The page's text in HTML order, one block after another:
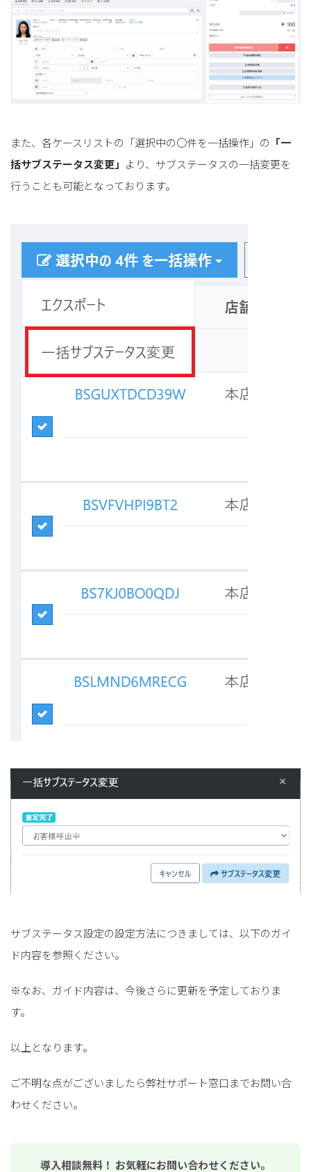
また、各ケースリストの「選択中の〇件を一括操作」の 「一
括サブステータス変更」 より、サブステータスの一括変更を
行うことも可能となっております。
サブステータス設定の設定方法につきましては、以下のガイ
ド内容を参照ください。
※なお、ガイド内容は、今後さらに更新を予定しておりま
す。
以上となります。
ご不明な点がございましたら弊社サポート窓口までお問い合
わせください。
導入相談無料！ お気軽にお問い合わせください。